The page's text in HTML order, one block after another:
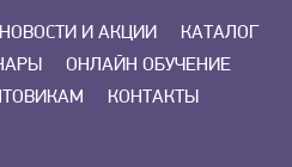
НОВОСТИ И АКЦИИ
КАТАЛОГ
ОНЛАЙН ОБУЧЕНИЕ
КОНТАКТЫ